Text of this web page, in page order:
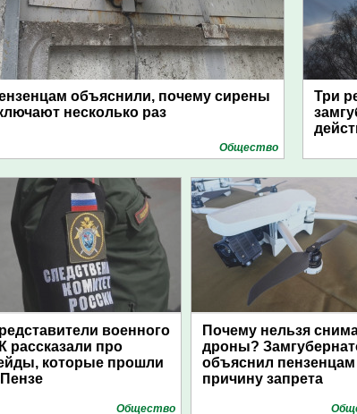
объяснили, почему сирены
несколько раз
Общество
Три
военного
рассказали про
которые прошли
Общество
Почему нельзя
дроны?
объяснил пензенцам
причину запрета